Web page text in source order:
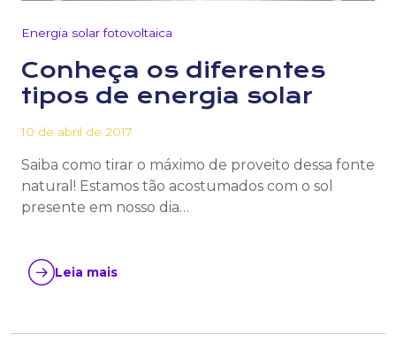
Energia solar fotovoltaica
Conheça os diferentes
tipos de energia solar
10 de abril de 2017
Saiba como tirar o máximo de proveito dessa fonte
natural! Estamos tão acostumados com o sol
presente em nosso dia…
Leia mais